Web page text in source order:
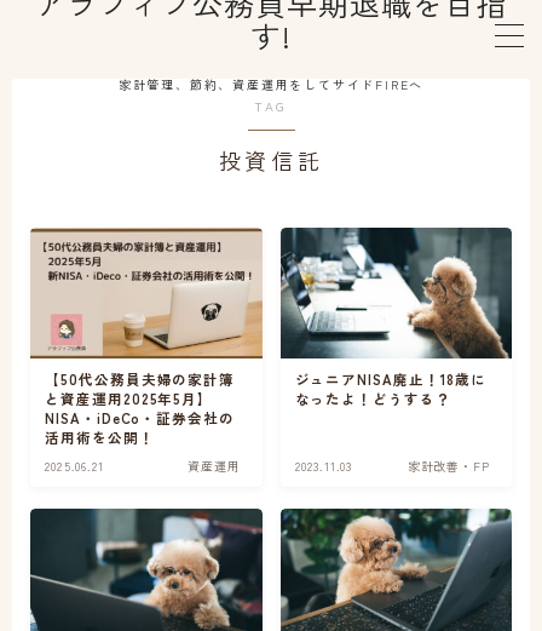
す!
家計管理、節約、資産運用をしてサイドFIREへ
プロフィール
早期退職制度利用
資産運用
健康維持
セカンドライフ
家計改善・FP
TAG
投資信託
【50代公務員夫婦の家計簿
と資産運用2025年5月】
NISA・iDeCo・証券会社の
活用術を公開！
2025.06.21 資産運用
ジュニアNISA廃止！18歳に
なったよ！どうする？
2023.11.03 家計改善・FP